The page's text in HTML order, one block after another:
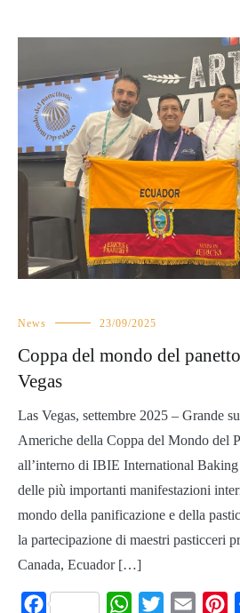
News 23/09/2025
Coppa del mondo del
Vegas
Las Vegas, settembre 2025 – Grande
Americhe della Coppa del Mondo del
all’interno di IBIE International
delle più importanti manifestazioni
mondo della panificazione e della
la partecipazione di maestri pasticceri
Canada, Ecuador […]
Facebook WhatsApp
Twitter Email